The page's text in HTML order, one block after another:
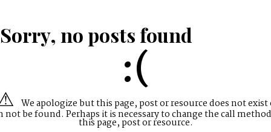
Sorry, no posts found
:(
We apologize but this page, post or resource does not exist
not be found. Perhaps it is necessary to change the call
this page, post or resource.